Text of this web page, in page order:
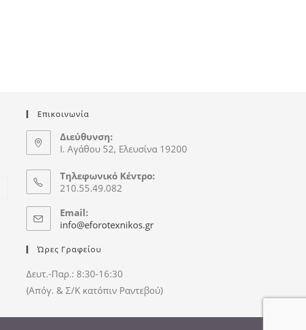
Επικοινωνία
Διεύθυνση:
Ι. Αγάθου 52, Ελευσίνα 19200
Τηλεφωνικό Κέντρο:
210.55.49.082
Email:
info@eforotexnikos.gr
Ώρες Γραφείου
Δευτ.-Παρ.: 8:30-16:30
(Απόγ. & Σ/Κ κατόπιν Ραντεβού)